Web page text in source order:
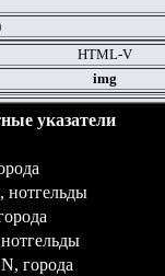
HTML-V
img
указатели
нотгельды
города